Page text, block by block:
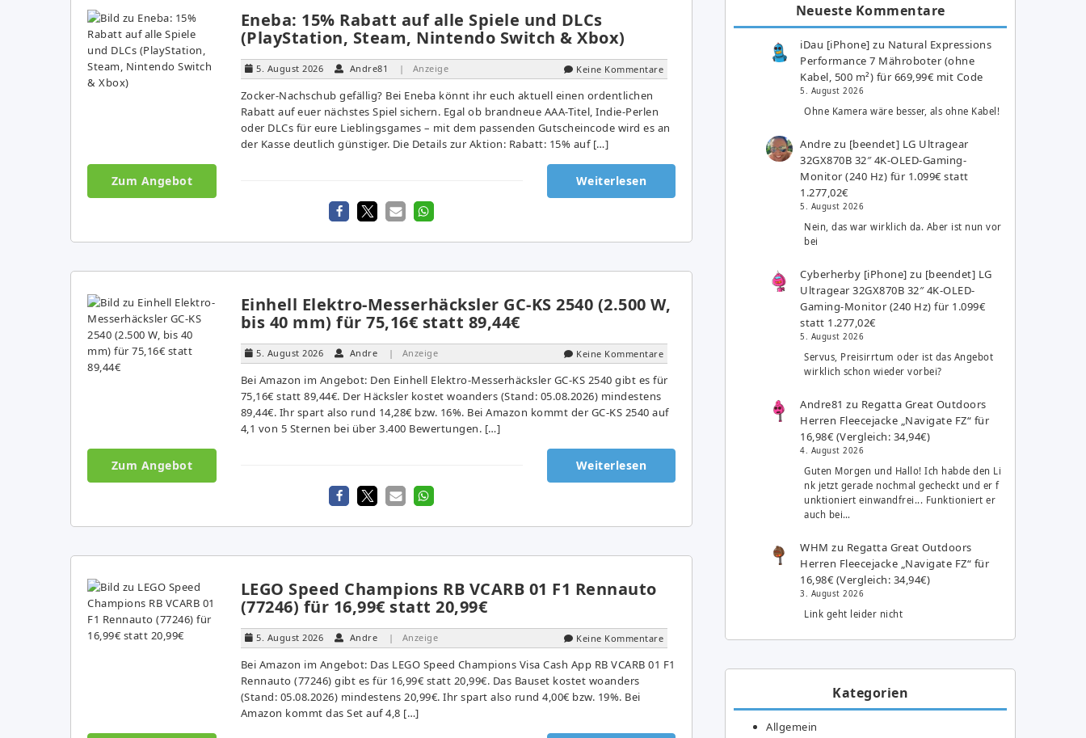
Eneba: 15% Rabatt auf alle Spiele und DLCs
(PlayStation, Steam, Nintendo Switch & Xbox)
5. August 2026 Andre81 | Anzeige Keine Kommentare
Zocker-Nachschub gefällig? Bei Eneba könnt ihr euch aktuell einen ordentlichen
Rabatt auf euer nächstes Spiel sichern. Egal ob brandneue AAA-Titel, Indie-Perlen
oder DLCs für eure Lieblingsgames – mit dem passenden Gutscheincode wird es an
der Kasse deutlich günstiger. Die Details zur Aktion: Rabatt: 15% auf […]
Zum Angebot Weiterlesen
Einhell Elektro-Messerhäcksler GC-KS 2540 (2.500 W,
bis 40 mm) für 75,16€ statt 89,44€
5. August 2026 Andre | Anzeige Keine Kommentare
Bei Amazon im Angebot: Den Einhell Elektro-Messerhäcksler GC-KS 2540 gibt es für
75,16€ statt 89,44€. Der Häcksler kostet woanders (Stand: 05.08.2026) mindestens
89,44€. Ihr spart also rund 14,28€ bzw. 16%. Bei Amazon kommt der GC-KS 2540 auf
4,1 von 5 Sternen bei über 3.400 Bewertungen. […]
Zum Angebot Weiterlesen
LEGO Speed Champions RB VCARB 01 F1 Rennauto
(77246) für 16,99€ statt 20,99€
5. August 2026 Andre | Anzeige Keine Kommentare
Bei Amazon im Angebot: Das LEGO Speed Champions Visa Cash App RB VCARB 01 F1
Rennauto (77246) gibt es für 16,99€ statt 20,99€. Das Bauset kostet woanders
(Stand: 05.08.2026) mindestens 20,99€. Ihr spart also rund 4,00€ bzw. 19%. Bei
Amazon kommt das Set auf 4,8 […]
Neueste Kommentare
iDau [iPhone] zu Natural Expressions
Performance 7 Mähroboter (ohne
Kabel, 500 m²) für 669,99€ mit Code
5. August 2026
Ohne Kamera wäre besser, als ohne Kabel!
Andre zu [beendet] LG Ultragear
32GX870B 32″ 4K-OLED-Gaming-
Monitor (240 Hz) für 1.099€ statt
1.277,02€
5. August 2026
Nein, das war wirklich da. Aber ist nun vor
bei
Cyberherby [iPhone] zu [beendet] LG
Ultragear 32GX870B 32″ 4K-OLED-
Gaming-Monitor (240 Hz) für 1.099€
statt 1.277,02€
5. August 2026
Servus, Preisirrtum oder ist das Angebot
wirklich schon wieder vorbei?
Andre81 zu Regatta Great Outdoors
Herren Fleecejacke „Navigate FZ“ für
16,98€ (Vergleich: 34,94€)
4. August 2026
Guten Morgen und Hallo! Ich habde den Li
nk jetzt gerade nochmal gecheckt und er f
unktioniert einwandfrei... Funktioniert er
auch bei…
WHM zu Regatta Great Outdoors
Herren Fleecejacke „Navigate FZ“ für
16,98€ (Vergleich: 34,94€)
3. August 2026
Link geht leider nicht
Kategorien
Allgemein